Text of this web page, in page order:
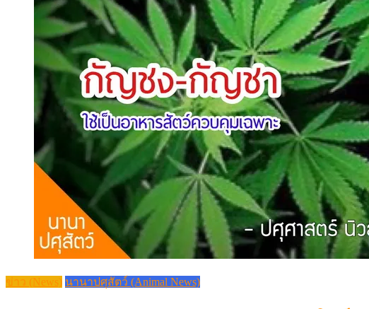
ข่าว (News) นานาปศุสัตว์ (Animal News)